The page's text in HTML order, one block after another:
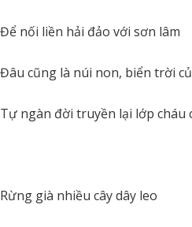
Để nối liền hải đảo với sơn lâm
Đâu cũng là núi non, biển trời
Tự ngàn đời truyền lại lớp cháu
Rừng già nhiều cây dây leo